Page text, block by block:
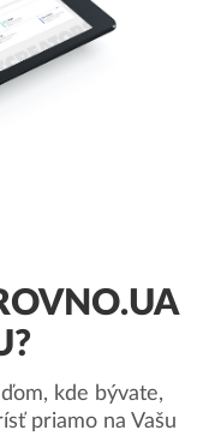
kde bývate,
priamo na Vašu